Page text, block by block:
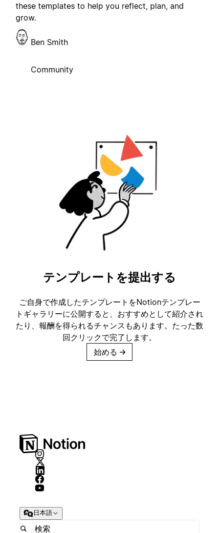
these templates to help you reflect, plan, and
grow.
Ben Smith
Community
テンプレートを提出する
ご自身で作成したテンプレートをNotionテンプレー
トギャラリーに公開すると、おすすめとして紹介され
たり、報酬を得られるチャンスもあります。たった数
回クリックで完了します。
始める →
日本語